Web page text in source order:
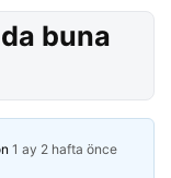
buna
1 ay 2 hafta önce